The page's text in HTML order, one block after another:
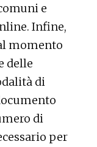
e
Infine,
momento
delle
di
di
per